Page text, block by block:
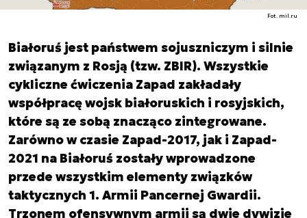
Fot. mil.ru
Białoruś jest państwem sojuszniczym i silnie
związanym z Rosją (tzw. ZBIR). Wszystkie
cykliczne ćwiczenia Zapad zakładały
współpracę wojsk białoruskich i rosyjskich,
które są ze sobą znacząco zintegrowane.
Zarówno w czasie Zapad-2017, jak i Zapad-
2021 na Białoruś zostały wprowadzone
przede wszystkim elementy związków
taktycznych 1. Armii Pancernej Gwardii.
Trzonem ofensywnym armii są dwie dywizje